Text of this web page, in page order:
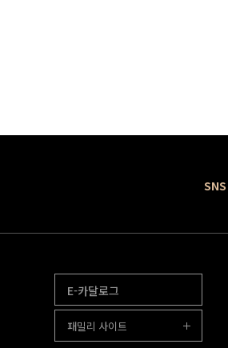
SNS
E-카달로그
패밀리 사이트